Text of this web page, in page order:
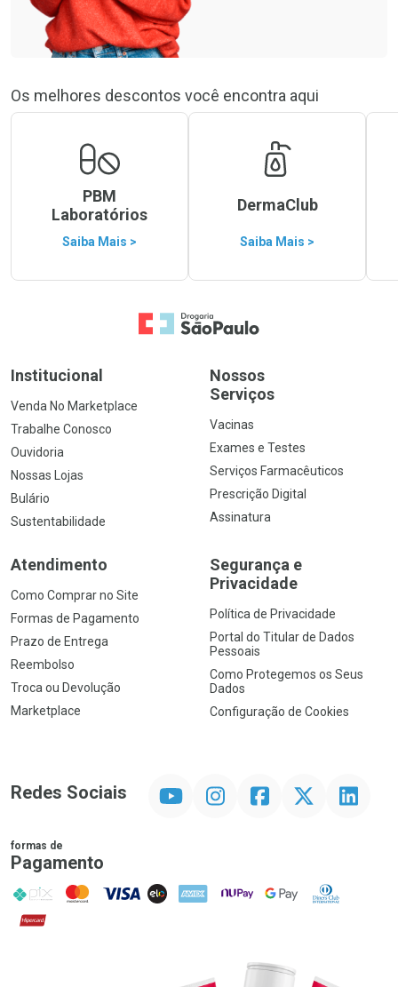
Os melhores descontos você encontra aqui
PBM
Laboratórios
Saiba Mais >
DermaClub
Saiba Mais >
Ir para a Home
Institucional
Venda No Marketplace
Trabalhe Conosco
Ouvidoria
Nossas Lojas
Bulário
Sustentabilidade
Nossos
Serviços
Vacinas
Exames e Testes
Serviços Farmacêuticos
Prescrição Digital
Assinatura
Atendimento
Como Comprar no Site
Formas de Pagamento
Prazo de Entrega
Reembolso
Troca ou Devolução
Marketplace
Segurança e
Privacidade
Política de Privacidade
Portal do Titular de Dados
Pessoais
Como Protegemos os Seus
Dados
Configuração de Cookies
Redes Sociais InstagramFacebookTwitter Linkedin
formas de
Pagamento
PIX MasterCard
VISA ELO AMEX NuPay Google PayDiners Club
Hipercard
Promoção em Destaque